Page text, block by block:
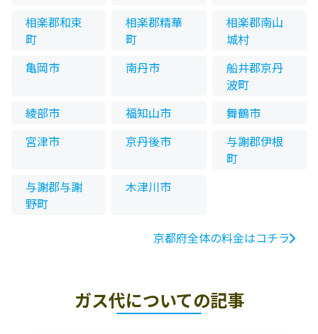
相楽郡和束
町
相楽郡精華
町
相楽郡南山
城村
亀岡市
南丹市
船井郡京丹
波町
綾部市
福知山市
舞鶴市
宮津市
京丹後市
与謝郡伊根
町
与謝郡与謝
野町
木津川市
京都府全体の料金はコチラ
ガス代についての記事